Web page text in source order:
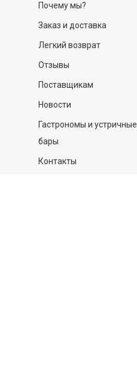
Почему мы?
Заказ и доставка
Легкий возврат
Отзывы
Поставщикам
Новости
Гастрономы и устричные
бары
Контакты